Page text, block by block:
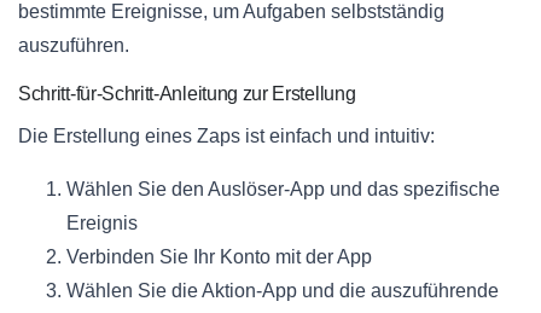
bestimmte Ereignisse, um Aufgaben selbstständig
auszuführen.
Schritt-für-Schritt-Anleitung zur Erstellung
Die Erstellung eines Zaps ist einfach und intuitiv:
Wählen Sie den Auslöser-App und das spezifische
Ereignis
Verbinden Sie Ihr Konto mit der App
Wählen Sie die Aktion-App und die auszuführende